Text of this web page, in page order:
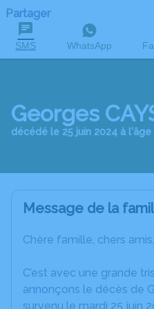
Partager
SMS WhatsApp
Georges
décédé le 25 juin 2024 à l'âge
Message de la
Chère famille, chers amis,
C’est avec une grande
annonçons le décès de
survenu le mardi 25 juin